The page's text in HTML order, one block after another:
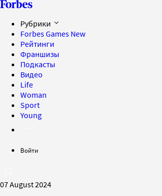
Рубрики
Forbes Games New
Рейтинги
Франшизы
Подкасты
Видео
Life
Woman
Sport
Young
Войти
07 August 2024